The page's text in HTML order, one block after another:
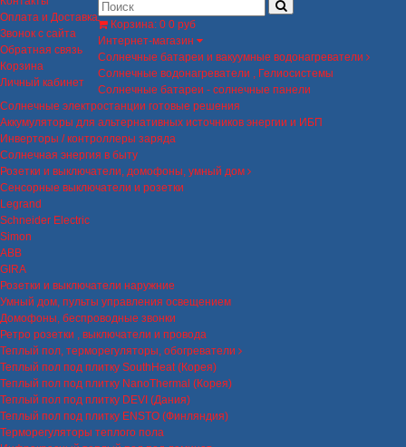
Оплата и Доставка
Звонок с сайта
Обратная связь
Корзина
Личный кабинет
Корзина: 0 0 руб
Интернет-магазин
Солнечные батареи и вакуумные водонагреватели
Солнечные водонагреватели , Гелиосистемы
Солнечные батареи - солнечные панели
Солнечные электростанции готовые решения
Аккумуляторы для альтернативных источников энергии и ИБП
Инверторы / контроллеры заряда
Солнечная энергия в быту
Розетки и выключатели, домофоны, умный дом
Сенсорные выключатели и розетки
Legrand
Schneider Electric
Simon
ABB
GIRA
Розетки и выключатели наружние
Умный дом, пульты управления освещением
Домофоны, беспроводные звонки
Ретро розетки , выключатели и провода
Теплый пол, терморегуляторы, обогреватели
Теплый пол под плитку SouthHeat (Корея)
Теплый пол под плитку NanoThermal (Корея)
Теплый пол под плитку DEVI (Дания)
Теплый пол под плитку ENSTO (Финляндия)
Терморегуляторы теплого пола